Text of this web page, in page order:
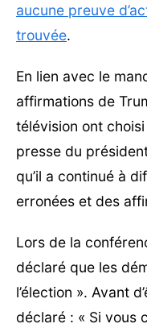
aucune preuve
trouvée.
En lien avec le
affirmations de
télévision ont
presse du
qu’il a continué à
erronées et des
Lors de la
déclaré que les
l’élection ». Avant
déclaré : « Si vous